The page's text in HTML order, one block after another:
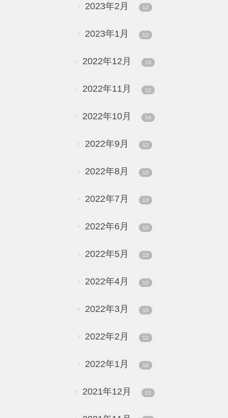
2023年2月 12
2023年1月 12
2022年12月 13
2022年11月 12
2022年10月 14
2022年9月 13
2022年8月 13
2022年7月 13
2022年6月 13
2022年5月 13
2022年4月 13
2022年3月 13
2022年2月 12
2022年1月 14
2021年12月 13